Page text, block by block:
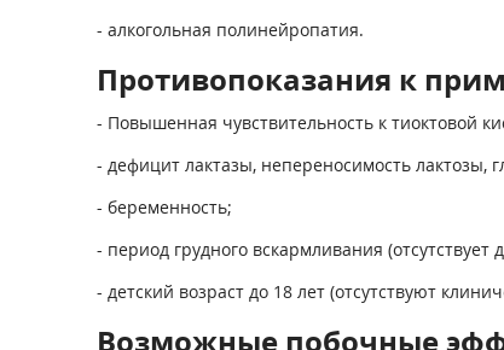
- алкогольная полинейропатия.
Противопоказания к
- Повышенная чувствительность к тиоктовой
- дефицит лактазы, непереносимость лактозы,
- беременность;
- период грудного вскармливания
- детский возраст до 18 лет (отсутствуют
Возможные побочные